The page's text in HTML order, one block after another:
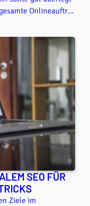
Onlineauftritt
damit Ihr Auftritt
SEO FÜR
Ziele im